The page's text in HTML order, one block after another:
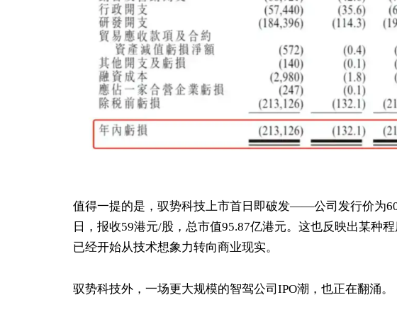
值得一提的是，驭势科技上市首日即破发——公司发行价为
日，报收59港元/股，总市值95.87亿港元。这也反映出某种
已经开始从技术想象力转向商业现实。
驭势科技外，一场更大规模的智驾公司IPO潮，也正在翻涌。